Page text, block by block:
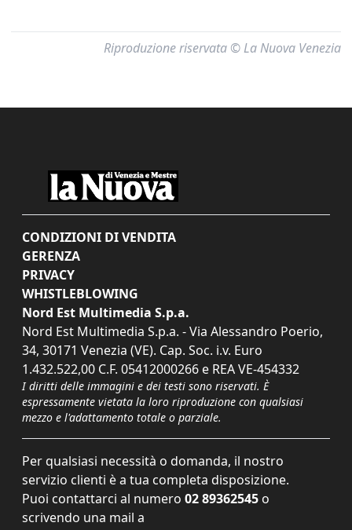
Riproduzione riservata © La Nuova Venezia
CONDIZIONI DI VENDITA
GERENZA
PRIVACY
WHISTLEBLOWING
Nord Est Multimedia S.p.a.
Nord Est Multimedia S.p.a. - Via Alessandro Poerio,
34, 30171 Venezia (VE). Cap. Soc. i.v. Euro
1.432.522,00 C.F. 05412000266 e REA VE-454332
I diritti delle immagini e dei testi sono riservati. È
espressamente vietata la loro riproduzione con qualsiasi
mezzo e l'adattamento totale o parziale.
Per qualsiasi necessità o domanda, il nostro
servizio clienti è a tua completa disposizione.
Puoi contattarci al numero 02 89362545 o
scrivendo una mail a